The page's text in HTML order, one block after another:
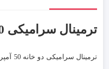
ترمینال سرامیکی 50 آمپر 2 خانه